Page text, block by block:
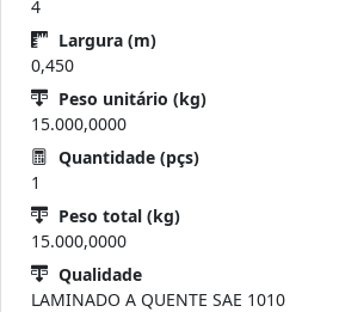
4
Largura (m)
0,450
Peso unitário (kg)
15.000,0000
Quantidade (pçs)
1
Peso total (kg)
15.000,0000
Qualidade
LAMINADO A QUENTE SAE 1010